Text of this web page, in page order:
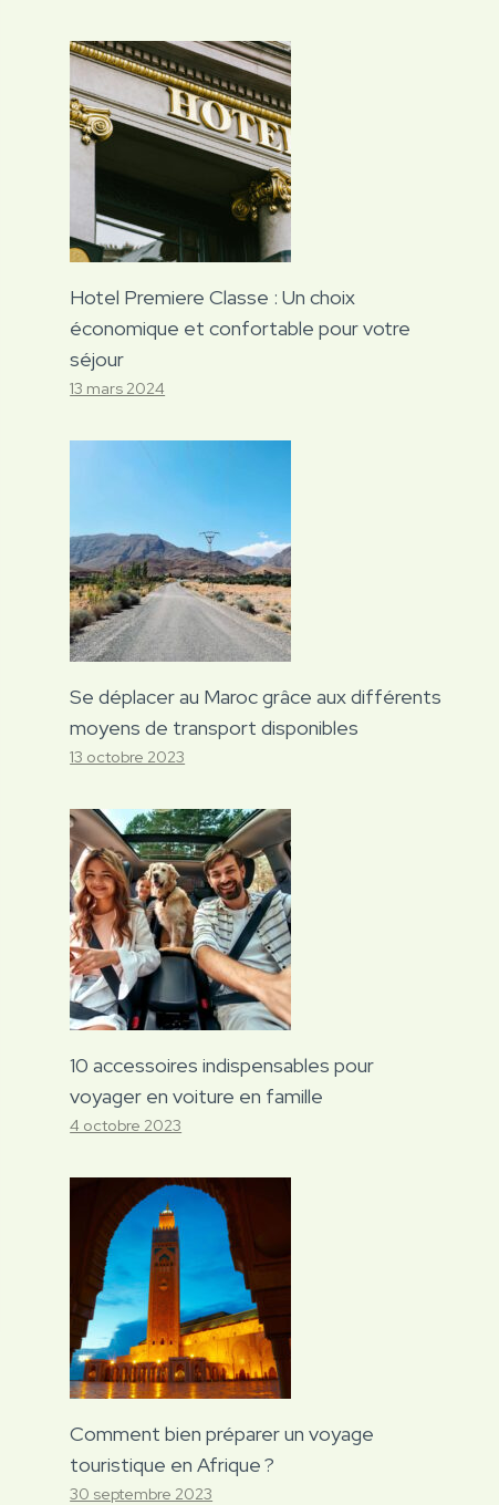
Hotel Premiere Classe : Un choix
économique et confortable pour votre
séjour
13 mars 2024
Se déplacer au Maroc grâce aux différents
moyens de transport disponibles
13 octobre 2023
10 accessoires indispensables pour
voyager en voiture en famille
4 octobre 2023
Comment bien préparer un voyage
touristique en Afrique ?
30 septembre 2023